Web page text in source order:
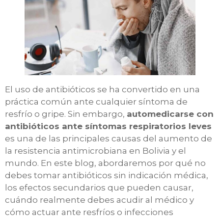
El uso de antibióticos se ha convertido en una
práctica común ante cualquier síntoma de
resfrío o gripe. Sin embargo, automedicarse con
antibióticos ante síntomas respiratorios leves
es una de las principales causas del aumento de
la resistencia antimicrobiana en Bolivia y el
mundo. En este blog, abordaremos por qué no
debes tomar antibióticos sin indicación médica,
los efectos secundarios que pueden causar,
cuándo realmente debes acudir al médico y
cómo actuar ante resfríos o infecciones